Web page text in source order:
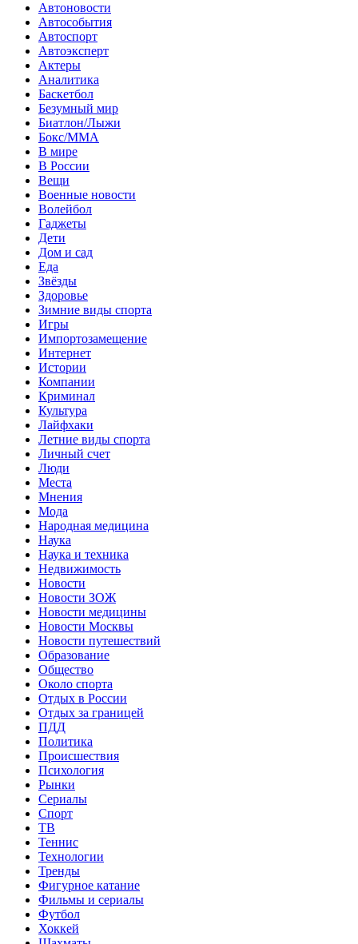
Автоновости
Автособытия
Автоспорт
Автоэксперт
Актеры
Аналитика
Баскетбол
Безумный мир
Биатлон/Лыжи
Бокс/MMA
В мире
В России
Вещи
Военные новости
Волейбол
Гаджеты
Дети
Дом и сад
Еда
Звёзды
Здоровье
Зимние виды спорта
Игры
Импортозамещение
Интернет
Истории
Компании
Криминал
Культура
Лайфхаки
Летние виды спорта
Личный счет
Люди
Места
Мнения
Мода
Народная медицина
Наука
Наука и техника
Недвижимость
Новости
Новости ЗОЖ
Новости медицины
Новости Москвы
Новости путешествий
Образование
Общество
Около спорта
Отдых в России
Отдых за границей
ПДД
Политика
Происшествия
Психология
Рынки
Сериалы
Спорт
ТВ
Теннис
Технологии
Тренды
Фигурное катание
Фильмы и сериалы
Футбол
Хоккей